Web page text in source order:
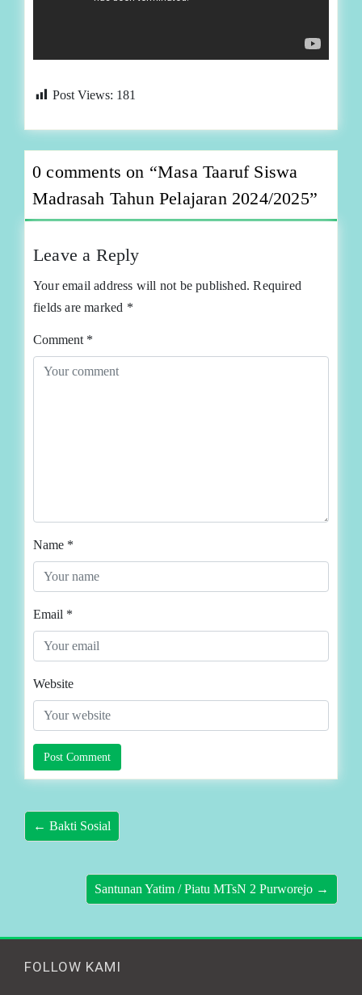
Post Views: 181
0 comments on “Masa Taaruf Siswa
Madrasah Tahun Pelajaran 2024/2025”
Leave a Reply
Your email address will not be published. Required
fields are marked *
Comment *
Name *
Email *
Website
← Bakti Sosial
Santunan Yatim / Piatu MTsN 2 Purworejo →
FOLLOW KAMI